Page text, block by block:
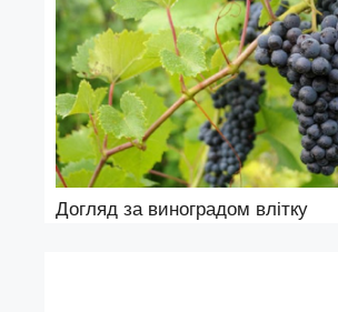
Догляд за виноградом влітку